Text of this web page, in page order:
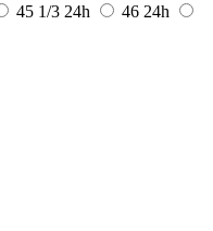
45 1/3 24h 46 24h